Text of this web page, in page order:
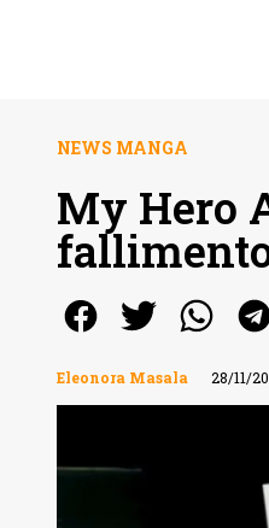
NEWS MANGA
My Hero
Eleonora Masala 28/11/